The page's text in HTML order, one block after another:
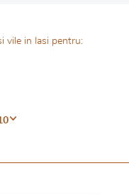
vile in Iasi pentru: